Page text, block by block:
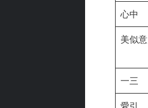
心中
美似意
一三